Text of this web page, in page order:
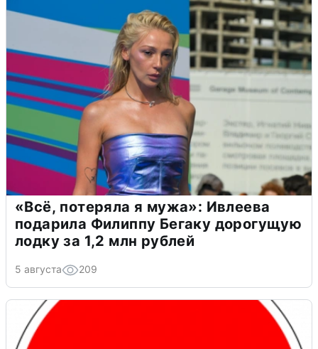
«Всё, потеряла я мужа»: Ивлеева
подарила Филиппу Бегаку дорогущую
лодку за 1,2 млн рублей
5 августа 209